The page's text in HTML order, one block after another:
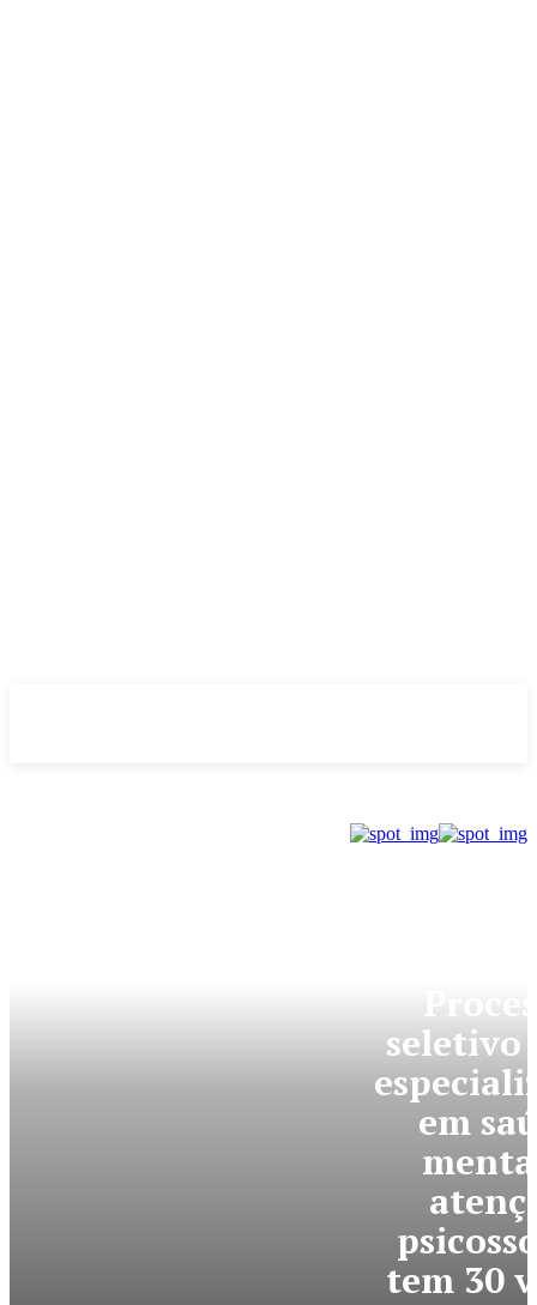
seletivo
em
tem 30